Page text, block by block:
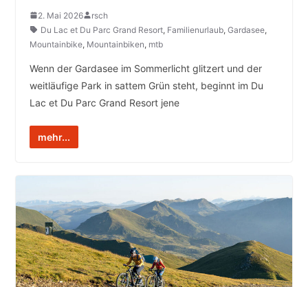
2. Mai 2026
rsch
Du Lac et Du Parc Grand Resort, Familienurlaub, Gardasee,
Mountainbike, Mountainbiken, mtb
Wenn der Gardasee im Sommerlicht glitzert und der
weitläufige Park in sattem Grün steht, beginnt im Du
Lac et Du Parc Grand Resort jene
mehr...